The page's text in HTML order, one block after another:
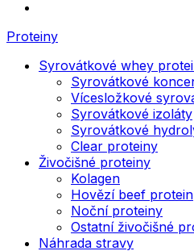
Proteiny
Syrovátkové whey
Syrovátkové
Vícesložkové
Syrovátkové izoláty
Syrovátkové
Clear proteiny
Živočišné proteiny
Kolagen
Hovězí beef protein
Noční proteiny
Ostatní živočišné
Náhrada stravy